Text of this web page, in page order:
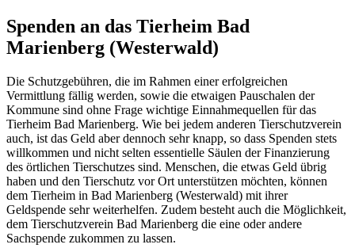
Spenden an das Tierheim Bad
Marienberg (Westerwald)
Die Schutzgebühren, die im Rahmen einer erfolgreichen
Vermittlung fällig werden, sowie die etwaigen Pauschalen der
Kommune sind ohne Frage wichtige Einnahmequellen für das
Tierheim Bad Marienberg. Wie bei jedem anderen Tierschutzverein
auch, ist das Geld aber dennoch sehr knapp, so dass Spenden stets
willkommen und nicht selten essentielle Säulen der Finanzierung
des örtlichen Tierschutzes sind. Menschen, die etwas Geld übrig
haben und den Tierschutz vor Ort unterstützen möchten, können
dem Tierheim in Bad Marienberg (Westerwald) mit ihrer
Geldspende sehr weiterhelfen. Zudem besteht auch die Möglichkeit,
dem Tierschutzverein Bad Marienberg die eine oder andere
Sachspende zukommen zu lassen.